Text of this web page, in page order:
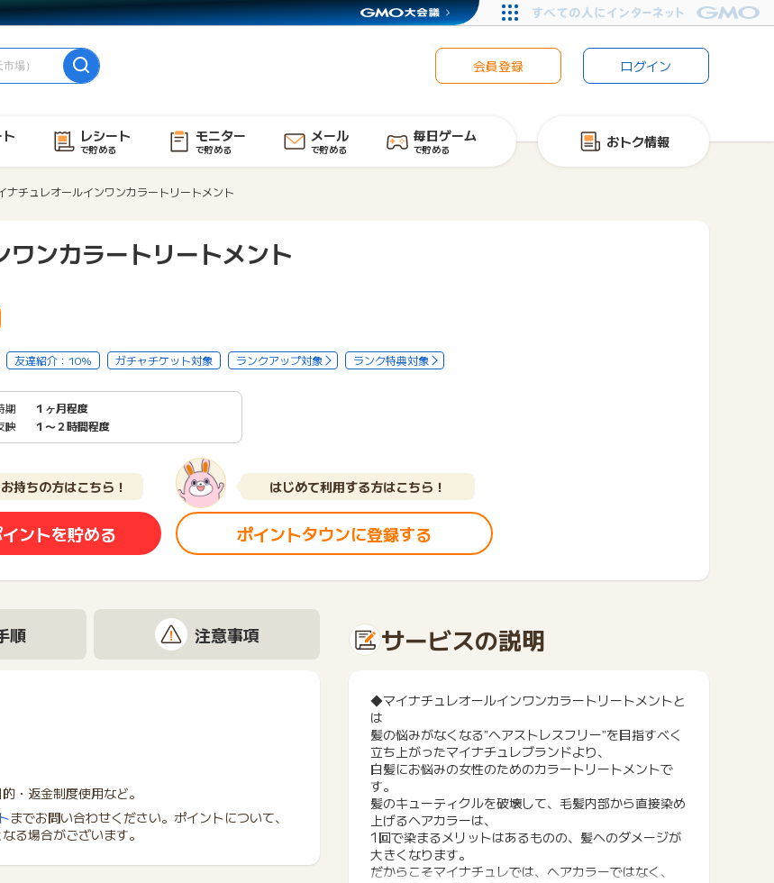
会員登録 ログイン
レシート
で貯める
モニター
で貯める
メール
で貯める
毎日ゲーム
で貯める おトク情報
ナチュレオールインワンカラートリートメント
ンカラートリートメント
友達紹介：10% ガチャチケット対象 ランクアップ対象 ランク特典対象
期
１ヶ月程度
映
１〜２時間程度
持ちの方はこちら！
ントを貯める
はじめて利用する方はこちら！
ポイントタウンに登録する
順 注意事項
・返金制度使用など。
までお問い合わせください。ポイントについて、
る場合がございます。
サービスの説明
◆マイナチュレオールインワンカラートリートメントと
は
髪の悩みがなくなる”ヘアストレスフリー”を目指すべく
立ち上がったマイナチュレブランドより、
白髪にお悩みの女性のためのカラートリートメントで
す。
髪のキューティクルを破壊して、毛髪内部から直接染め
上げるヘアカラーは、
1回で染まるメリットはあるものの、髪へのダメージが
大きくなります。
だからこそマイナチュレでは、ヘアカラーではなく、